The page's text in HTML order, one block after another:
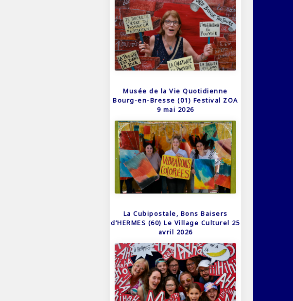
Musée de la Vie Quotidienne
Bourg-en-Bresse (01) Festival ZOA
9 mai 2026
La Cubipostale, Bons Baisers
d’HERMES (60) Le Village Culturel 25
avril 2026